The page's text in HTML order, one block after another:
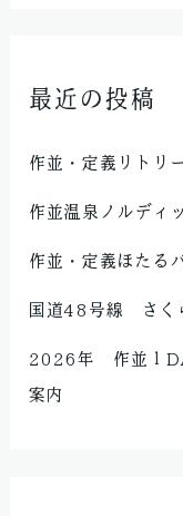
最近の投稿
作並・定義リトリ
作並温泉ノルディ
作並・定義ほたる
国道48号線 さく
2026年 作並１
案内